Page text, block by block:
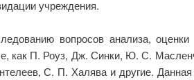
учреждения.
вопросов анализа,
как П. Роуз, Дж. Синки, Ю. С.
С. П. Халява и другие. Данная